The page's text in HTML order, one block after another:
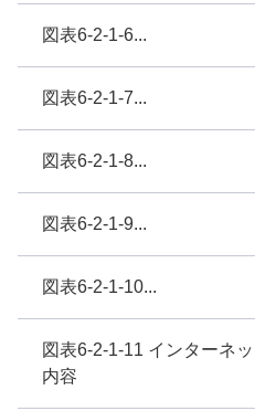
図表6-2-1-6...
図表6-2-1-7...
図表6-2-1-8...
図表6-2-1-9...
図表6-2-1-10...
図表6-2-1-11 インターネ
内容